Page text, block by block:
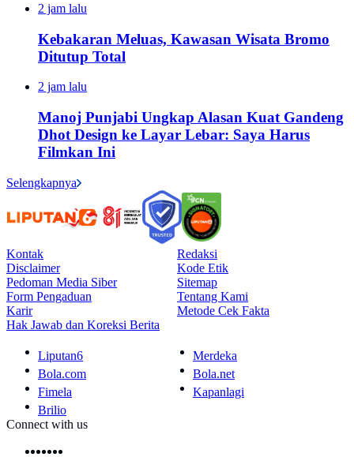
2 jam lalu
Kebakaran Meluas, Kawasan Wisata Bromo
Ditutup Total
2 jam lalu
Manoj Punjabi Ungkap Alasan Kuat Gandeng
Dhot Design ke Layar Lebar: Saya Harus
Filmkan Ini
Selengkapnya
Kontak
Redaksi
Disclaimer
Kode Etik
Pedoman Media Siber
Sitemap
Form Pengaduan
Tentang Kami
Karir
Metode Cek Fakta
Hak Jawab dan Koreksi Berita
Liputan6
Merdeka
Bola.com
Bola.net
Fimela
Kapanlagi
Brilio
Connect with us